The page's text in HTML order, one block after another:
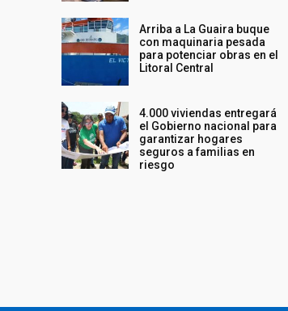
Arriba a La Guaira buque
con maquinaria pesada
para potenciar obras en el
Litoral Central
4.000 viviendas entregará
el Gobierno nacional para
garantizar hogares
seguros a familias en
riesgo